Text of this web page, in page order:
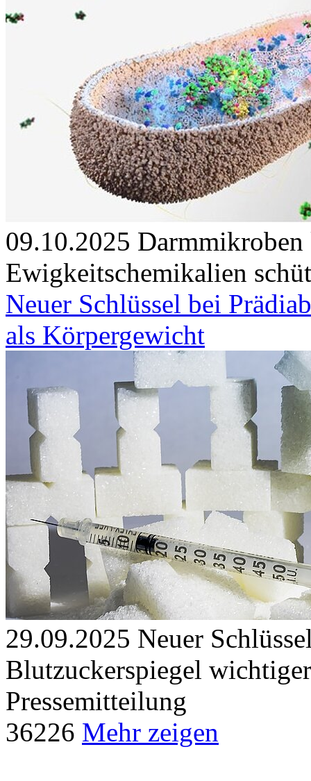
09.10.2025
Ewigkeitschemikalien
Neuer Schlüssel bei
als Körpergewicht
29.09.2025 Neuer
Blutzuckerspiegel
Pressemitteilung
36226 Mehr zeigen